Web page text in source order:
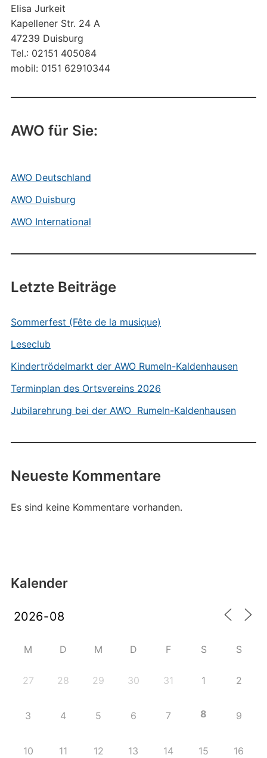
Elisa Jurkeit
Kapellener Str. 24 A
47239 Duisburg
Tel.: 02151 405084
mobil: 0151 62910344
AWO für Sie:
AWO Deutschland
AWO Duisburg
AWO International
Letzte Beiträge
Sommerfest (Fête de la musique)
Leseclub
Kindertrödelmarkt der AWO Rumeln-Kaldenhausen
Terminplan des Ortsvereins 2026
Jubilarehrung bei der AWO Rumeln-Kaldenhausen
Neueste Kommentare
Es sind keine Kommentare vorhanden.
Kalender
M D M D F S S
27 28 29 30 31 1 2
3 4 5 6 7 8 9
10 11 12 13 14 15 16